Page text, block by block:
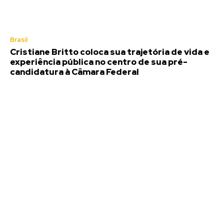
Brasil
Cristiane Britto coloca sua trajetória de vida e
experiência pública no centro de sua pré-
candidatura à Câmara Federal